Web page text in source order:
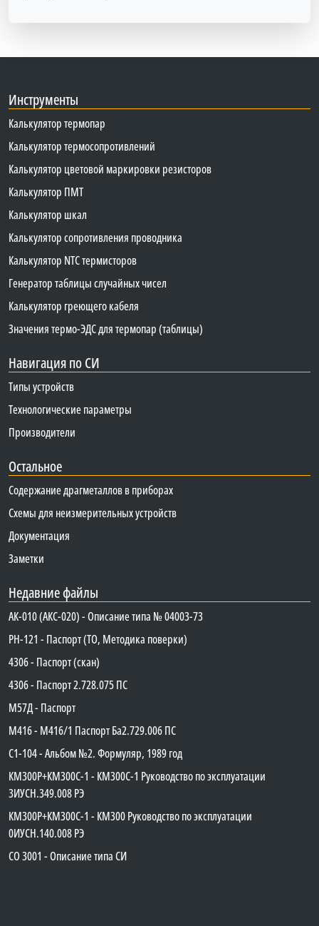
Инструменты
Калькулятор термопар
Калькулятор термосопротивлений
Калькулятор цветовой маркировки резисторов
Калькулятор ПМТ
Калькулятор шкал
Калькулятор сопротивления проводника
Калькулятор NTC термисторов
Генератор таблицы случайных чисел
Калькулятор греющего кабеля
Значения термо-ЭДС для термопар (таблицы)
Навигация по СИ
Типы устройств
Технологические параметры
Производители
Остальное
Содержание драгметаллов в приборах
Схемы для неизмерительных устройств
Документация
Заметки
Недавние файлы
АК-010 (АКС-020) - Описание типа № 04003-73
PH-121 - Паспорт (ТО, Методика поверки)
4306 - Паспорт (скан)
4306 - Паспорт 2.728.075 ПС
М57Д - Паспорт
М416 - М416/1 Паспорт Ба2.729.006 ПС
C1-104 - Альбом №2. Формуляр, 1989 год
КМ300Р+КМ300С-1 - КМ300C-1 Руководство по эксплуатации
3ИУСН.349.008 РЭ
КМ300Р+КМ300С-1 - КМ300 Руководство по эксплуатации
0ИУСН.140.008 РЭ
СО 3001 - Описание типа СИ